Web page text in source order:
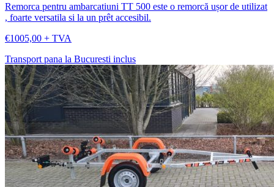
Remorca pentru ambarcatiuni TT 500 este o remorcă ușor de utilizat
, foarte versatila si la un prêt accesibil.
€1005,00 + TVA
Transport pana la Bucuresti inclus